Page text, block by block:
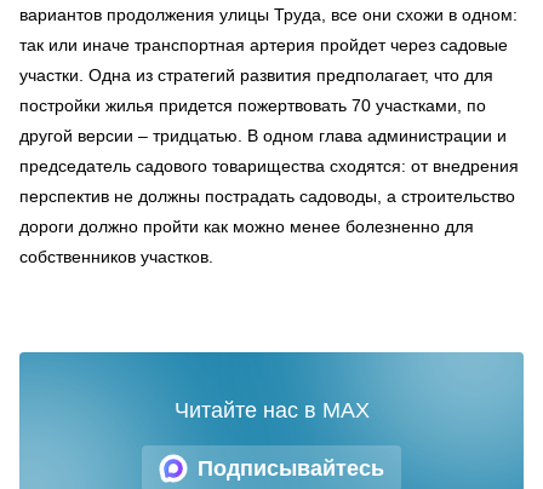
вариантов продолжения улицы Труда, все они схожи в одном:
так или иначе транспортная артерия пройдет через садовые
участки. Одна из стратегий развития предполагает, что для
постройки жилья придется пожертвовать 70 участками, по
другой версии – тридцатью. В одном глава администрации и
председатель садового товарищества сходятся: от внедрения
перспектив не должны пострадать садоводы, а строительство
дороги должно пройти как можно менее болезненно для
собственников участков.
Подписывайтесь
Читайте нас в MAX